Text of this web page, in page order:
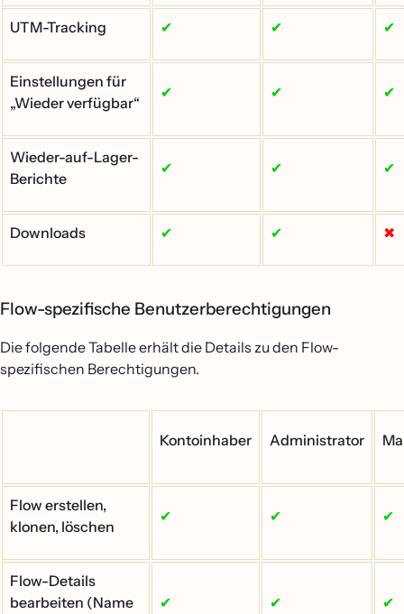
UTM-Tracking ✔ ✔ ✔
Einstellungen für
„Wieder verfügbar“
✔ ✔ ✔
Wieder-auf-Lager-
Berichte
✔ ✔ ✔
Downloads ✔ ✔ ✖
Flow-spezifische Benutzerberechtigungen
Die folgende Tabelle erhält die Details zu den Flow-
spezifischen Berechtigungen.
Kontoinhaber Administrator
Flow erstellen,
klonen, löschen
✔ ✔ ✔
Flow-Details
bearbeiten (Name
✔ ✔ ✔